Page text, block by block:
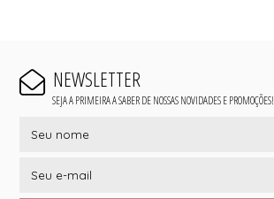
NEWSLETTER
SEJA A PRIMEIRA A SABER DE NOSSAS NOVIDADES E PROMOÇÕES!